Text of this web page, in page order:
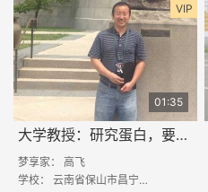
VIP
01:35
大学教授：研究蛋白，要研究什么呢？
梦享家： 高飞
学校： 云南省保山市昌宁县一中